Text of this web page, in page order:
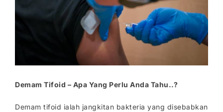
Demam Tifoid – Apa Yang Perlu Anda Tahu..?
Demam tifoid ialah jangkitan bakteria yang disebabkan